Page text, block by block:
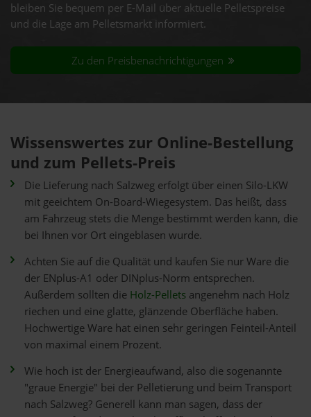
bleiben Sie bequem per E-Mail über aktuelle Pelletspreise
und die Lage am Pelletsmarkt informiert.
Zu den Preisbenachrichtigungen
Wissenswertes zur Online-Bestellung
und zum Pellets-Preis
Die Lieferung nach Salzweg erfolgt über einen Silo-LKW
mit geeichtem On-Board-Wiegesystem. Das heißt, dass
am Fahrzeug stets die Menge bestimmt werden kann, die
bei Ihnen vor Ort eingeblasen wurde.
Achten Sie auf die Qualität und kaufen Sie nur Ware die
der ENplus-A1 oder DINplus-Norm entsprechen.
Außerdem sollten die Holz-Pellets angenehm nach Holz
riechen und eine glatte, glänzende Oberfläche haben.
Hochwertige Ware hat einen sehr geringen Feinteil-Anteil
von maximal einem Prozent.
Wie hoch ist der Energieaufwand, also die sogenannte
"graue Energie" bei der Pelletierung und beim Transport
nach Salzweg? Generell kann man sagen, dass der